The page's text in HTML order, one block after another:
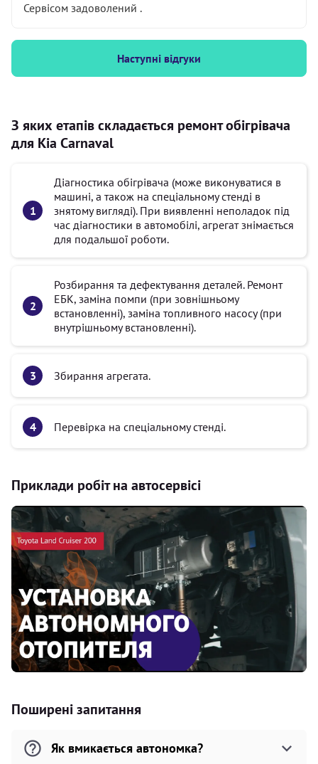
Сервісом задоволений .
Наступні відгуки
З яких етапів складається ремонт обігрівача
для Kia Carnaval
Діагностика обігрівача (може виконуватися в
машині, а також на спеціальному стенді в
знятому вигляді). При виявленні неполадок під
час діагностики в автомобілі, агрегат знімається
для подальшої роботи.
Розбирання та дефектування деталей. Ремонт
ЕБК, заміна помпи (при зовнішньому
встановленні), заміна топливного насосу (при
внутрішньому встановленні).
Збирання агрегата.
Перевірка на спеціальному стенді.
Приклади робіт на автосервісі
Поширені запитання
Як вмикається автономка?